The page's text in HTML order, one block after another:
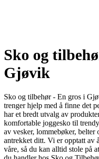
Sko og
Gjøvik
Sko og tilbehør - En gros i
trenger hjelp med å finne det
har et bredt utvalg av
komfortable joggesko til
av vesker, lommebøker,
antrekket ditt. Vi er opptatt av
våre, så du kan alltid stole på